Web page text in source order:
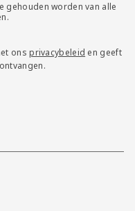
gehouden worden van alle
onsprivacybeleid en geeft